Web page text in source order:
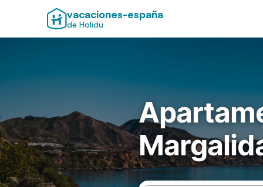
vacaciones-españa
de Holidu